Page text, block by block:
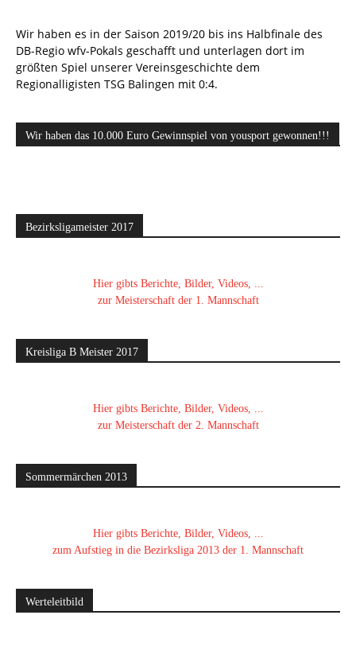
Wir haben es in der Saison 2019/20 bis ins Halbfinale des
DB-Regio wfv-Pokals geschafft und unterlagen dort im
größten Spiel unserer Vereinsgeschichte dem
Regionalligisten TSG Balingen mit 0:4.
Wir haben das 10.000 Euro Gewinnspiel von yousport gewonnen!!!
Bezirksligameister 2017
Hier gibts Berichte, Bilder, Videos, ...
zur Meisterschaft der 1. Mannschaft
Kreisliga B Meister 2017
Hier gibts Berichte, Bilder, Videos, ...
zur Meisterschaft der 2. Mannschaft
Sommermärchen 2013
Hier gibts Berichte, Bilder, Videos, ...
zum Aufstieg in die Bezirksliga 2013 der 1. Mannschaft
Werteleitbild